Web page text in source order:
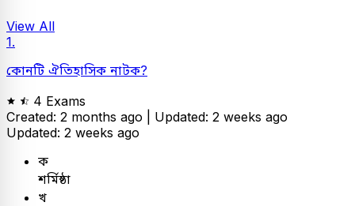
View All
1.
কোনটি ঐতিহাসিক নাটক?
4 Exams
Created: 2 months ago | Updated: 2 weeks ago
Updated: 2 weeks ago
ক
শর্মিষ্ঠা
খ